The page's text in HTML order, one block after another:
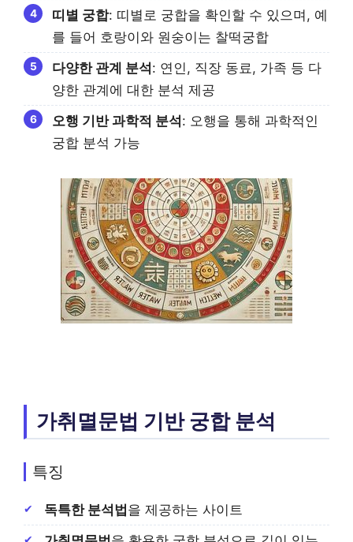
띠별 궁합: 띠별로 궁합을 확인할 수 있으며, 예
를 들어 호랑이와 원숭이는 찰떡궁합
다양한 관계 분석 : 연인, 직장 동료, 가족 등 다
양한 관계에 대한 분석 제공
오행 기반 과학적 분석 : 오행을 통해 과학적인
궁합 분석 가능
가취멸문법 기반 궁합 분석
특징
독특한 분석법을 제공하는 사이트